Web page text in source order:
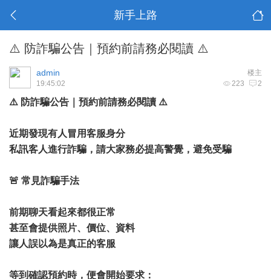
新手上路
⚠️ 防詐騙公告｜預約前請務必閱讀 ⚠️
楼主
admin
223 2
19:45:02
⚠️ 防詐騙公告｜預約前請務必閱讀 ⚠️
近期發現有人冒用客服身分
私訊客人進行詐騙，請大家務必提高警覺，避免受騙
🚨 常見詐騙手法
前期聊天看起來都很正常
甚至會提供照片、價位、資料
讓人誤以為是真正的客服
等到確認預約時，便會開始要求：